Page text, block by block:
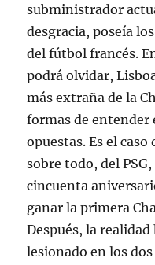
subministrador
desgracia, poseía
del fútbol francés.
podrá olvidar,
más extraña de la
formas de
opuestas. Es el
sobre todo, del
cincuenta
ganar la primera
Después, la
lesionado en los